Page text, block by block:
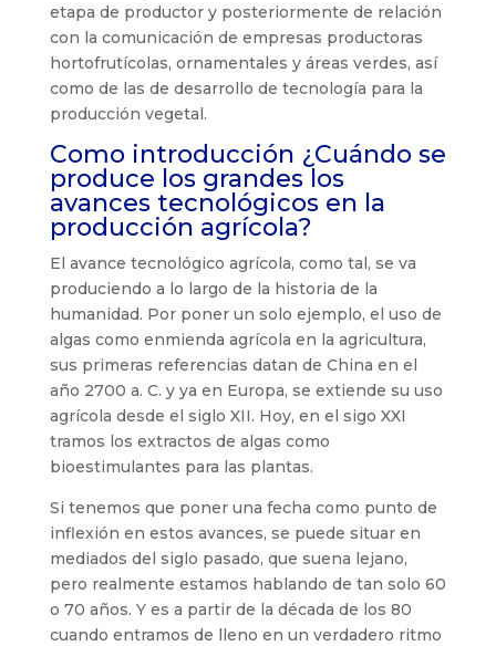
etapa de productor y posteriormente de relación
con la comunicación de empresas productoras
hortofrutícolas, ornamentales y áreas verdes, así
como de las de desarrollo de tecnología para la
producción vegetal.
Como introducción ¿Cuándo se
produce los grandes los
avances tecnológicos en la
producción agrícola?
El avance tecnológico agrícola, como tal, se va
produciendo a lo largo de la historia de la
humanidad. Por poner un solo ejemplo, el uso de
algas como enmienda agrícola en la agricultura,
sus primeras referencias datan de China en el
año 2700 a. C. y ya en Europa, se extiende su uso
agrícola desde el siglo XII. Hoy, en el sigo XXI
tramos los extractos de algas como
bioestimulantes para las plantas.
Si tenemos que poner una fecha como punto de
inflexión en estos avances, se puede situar en
mediados del siglo pasado, que suena lejano,
pero realmente estamos hablando de tan solo 60
o 70 años. Y es a partir de la década de los 80
cuando entramos de lleno en un verdadero ritmo